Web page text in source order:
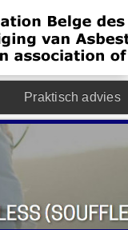
Praktisch advies